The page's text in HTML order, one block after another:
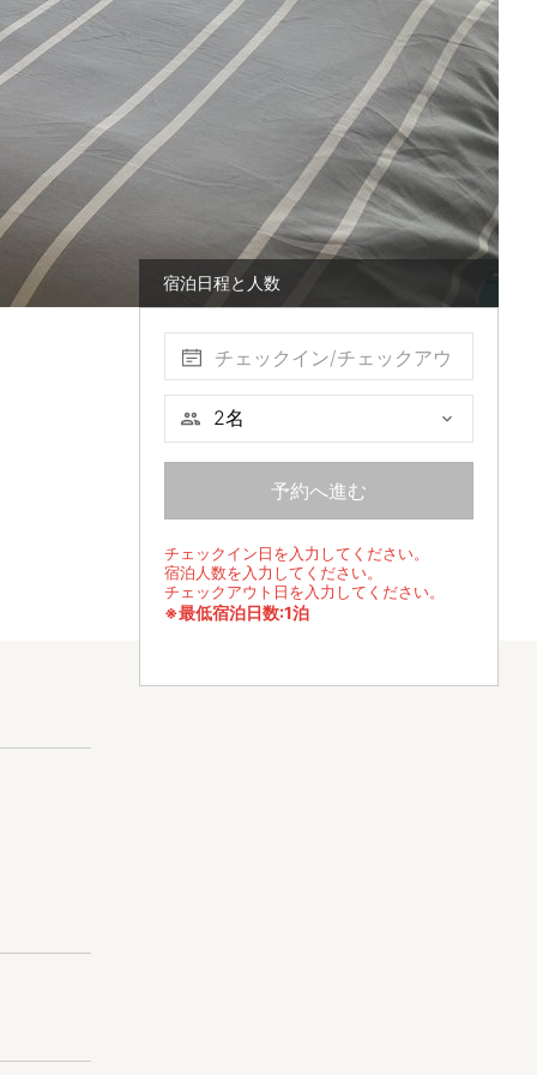
宿泊日程と人数
チェックイン/チェックアウ
ト
予約へ進む
チェックイン日を入力してください。
宿泊人数を入力してください。
チェックアウト日を入力してください。
※最低宿泊日数:1泊